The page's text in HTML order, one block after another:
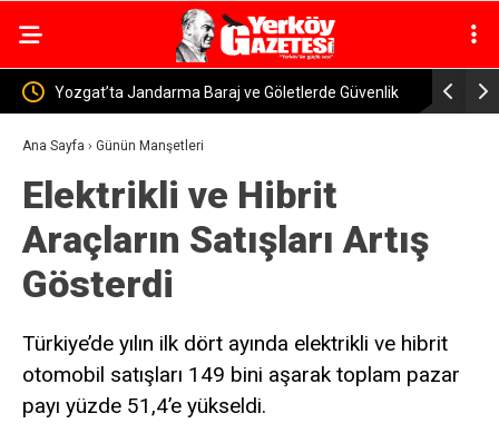
Yerköy-Kayseri YHT’de Kritik Eşik Aşıldı! Bakan
Uraloğlu: İşin Yarısını Tamamladık
Ana Sayfa › Günün Manşetleri
Elektrikli ve Hibrit
Araçların Satışları Artış
Gösterdi
Türkiye’de yılın ilk dört ayında elektrikli ve hibrit
otomobil satışları 149 bini aşarak toplam pazar
payı yüzde 51,4’e yükseldi.